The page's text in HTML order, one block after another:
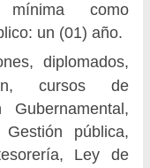
mínima como
un (01) año.
diplomados,
cursos de
pública,
Ley de